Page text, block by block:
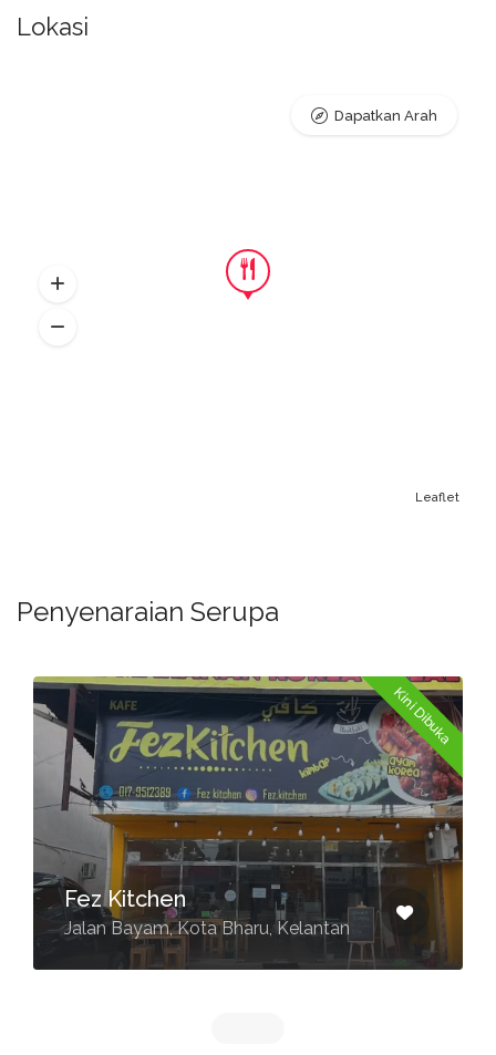
Lokasi
Leaflet
Dapatkan Arah
Penyenaraian Serupa
Kini Dibuka
Fez Kitchen
Jalan Bayam, Kota Bharu, Kelantan